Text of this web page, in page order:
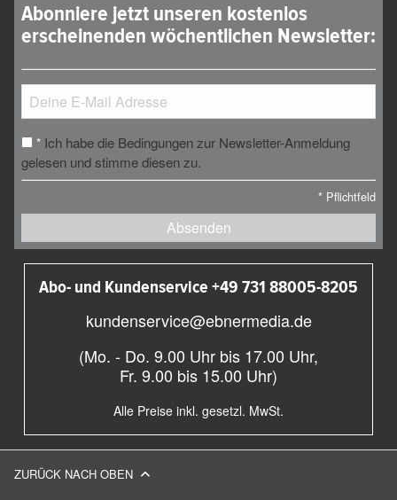
Abonniere jetzt unseren kostenlos
erscheinenden wöchentlichen Newsletter:
* Ich habe die Bedingungen zur Newsletter-Anmeldung
gelesen und stimme diesen zu.
* Pflichtfeld
Absenden
Abo- und Kundenservice +49 731 88005-8205
kundenservice@ebnermedia.de
(Mo. - Do. 9.00 Uhr bis 17.00 Uhr,
Fr. 9.00 bis 15.00 Uhr)
Alle Preise inkl. gesetzl. MwSt.
ZURÜCK NACH OBEN